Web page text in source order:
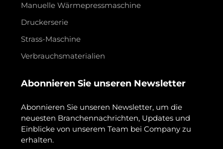
Manuelle Wärmepressmaschine
Druckerserie
Strass-Maschine
Verbrauchsmaterialien
Abonnieren Sie unseren Newsletter
Abonnieren Sie unseren Newsletter, um die
neuesten Branchennachrichten, Updates und
Einblicke von unserem Team bei Company zu
erhalten.